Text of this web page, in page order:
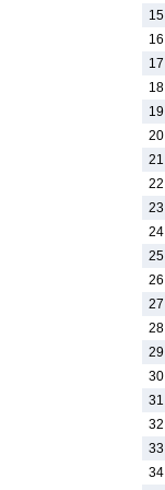
15
16
17
18
19
20
21
22
23
24
25
26
27
28
29
30
31
32
33
34